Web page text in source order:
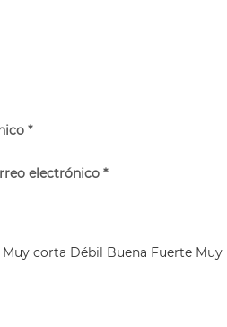
*
electrónico *
Muy corta Débil Buena Fuerte Muy